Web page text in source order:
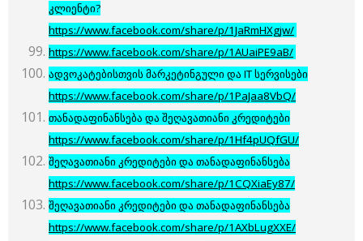
კლიენტი?
https://www.facebook.com/share/p/1JaRmHXgjw/
https://www.facebook.com/share/p/1AUaiPE9aB/
ადვოკატებისთვის მარკეტინგული და IT სერვისები
https://www.facebook.com/share/p/1PaJaa8VbQ/
თანადაფინანსება და შეღავათიანი კრედიტები
https://www.facebook.com/share/p/1Hf4pUQfGU/
შეღავათიანი კრედიტები და თანადაფინანსება
https://www.facebook.com/share/p/1CQXiaEy87/
შეღავათიანი კრედიტები და თანადაფინანსება
https://www.facebook.com/share/p/1AXbLugXXE/